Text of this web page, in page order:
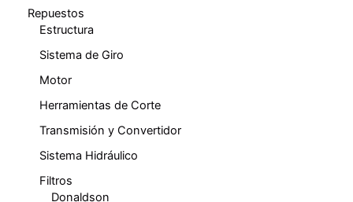
Repuestos
Estructura
Sistema de Giro
Motor
Herramientas de Corte
Transmisión y Convertidor
Sistema Hidráulico
Filtros
Donaldson